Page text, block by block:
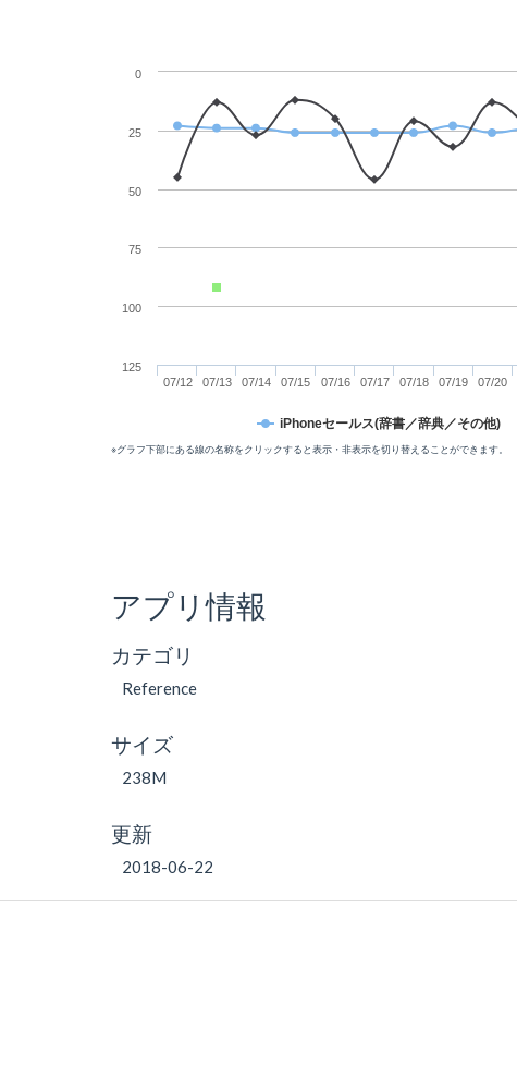
iPhoneセールス(辞書／辞典／その他)
07/12 07/13 07/14 07/15 07/16 07/17 07/18 07/19 07/20
0
100
25
50
75
125
※グラフ下部にある線の名称をクリックすると表示・非表示を切り替えることができます。
アプリ情報
カテゴリ
Reference
サイズ
238M
更新
2018-06-22